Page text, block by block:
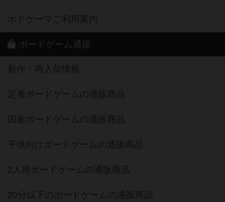
ボドゲーマご利用案内
ボードゲーム通販
新作・再入荷情報
定番ボードゲームの通販商品
国産ボードゲームの通販商品
子供向けボードゲームの通販商品
2人用ボードゲームの通販商品
20分以下のボードゲームの通販商品